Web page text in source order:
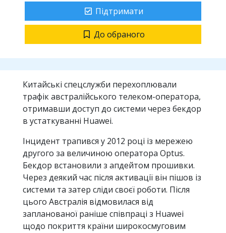
Підтримати
До обраного
Китайські спецслужби перехоплювали
трафік австралійського телеком-оператора,
отримавши доступ до системи через бекдор
в устаткуванні Huawei.
Інцидент трапився у 2012 році із мережею
другого за величиною оператора Optus.
Бекдор встановили з апдейтом прошивки.
Через деякий час після активації він пішов із
системи та затер сліди своєї роботи. Після
цього Австралія відмовилася від
запланованої раніше співпраці з Huawei
щодо покриття країни широкосмуговим